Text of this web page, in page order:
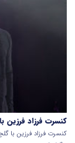
کنسرت فرزاد فرزین با گلچینی